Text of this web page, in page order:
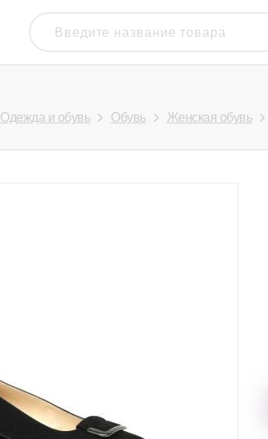
Одежда и обувь Обувь Женская обувь